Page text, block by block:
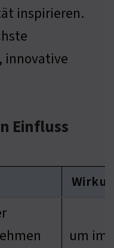
inspirieren.
innovative
Einfluss
um im